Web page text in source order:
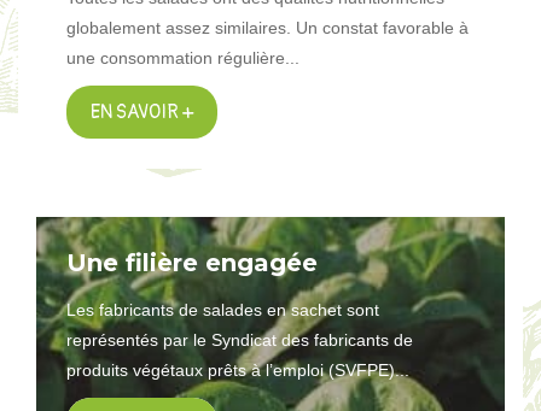
globalement assez similaires. Un constat favorable à
une consommation régulière...
EN SAVOIR +
Une filière engagée
Les fabricants de salades en sachet sont
représentés par le Syndicat des fabricants de
produits végétaux prêts à l’emploi (SVFPE)...